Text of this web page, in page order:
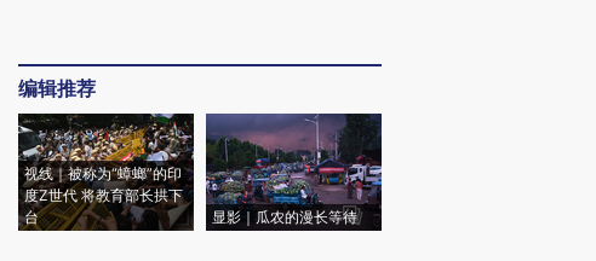
编辑推荐
视线｜被称为“蟑螂”的印
度Z世代 将教育部长拱下
台
显影｜瓜农的漫长等待